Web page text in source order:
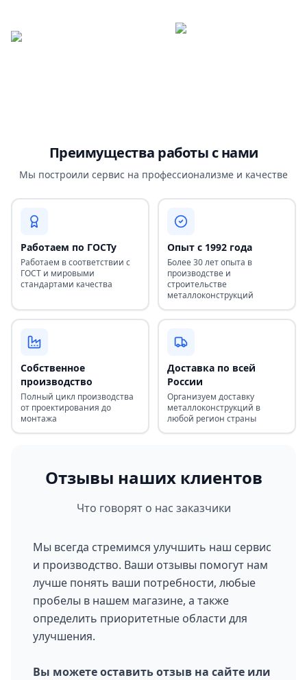
Преимущества работы с нами
Мы построили сервис на профессионализме и качестве
Работаем по ГОСТу
Работаем в соответствии с
ГОСТ и мировыми
стандартами качества
Опыт с 1992 года
Более 30 лет опыта в
производстве и
строительстве
металлоконструкций
Собственное
производство
Полный цикл производства
от проектирования до
монтажа
Доставка по всей
России
Организуем доставку
металлоконструкций в
любой регион страны
Отзывы наших клиентов
Что говорят о нас заказчики
Мы всегда стремимся улучшить наш сервис
и производство. Ваши отзывы помогут нам
лучше понять ваши потребности, любые
пробелы в нашем магазине, а также
определить приоритетные области для
улучшения.
Вы можете оставить отзыв на сайте или